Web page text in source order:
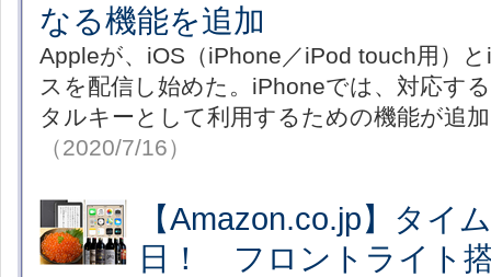
なる機能を追加
Appleが、iOS（iPhone／iPod touch用）
スを配信し始めた。iPhoneでは、対応す
タルキーとして利用するための機能が追
（2020/7/16）
【Amazon.co.jp】タイ
日！ フロントライト